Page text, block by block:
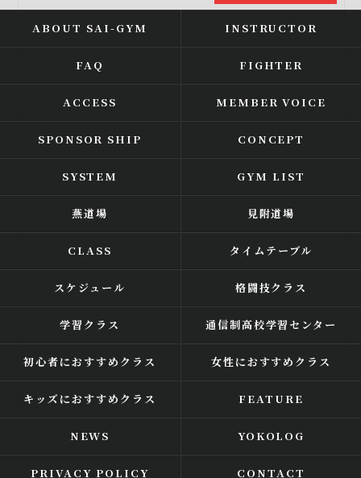
ABOUT SAI-GYM INSTRUCTOR
FAQ FIGHTER
ACCESS MEMBER VOICE
SPONSOR SHIP CONCEPT
SYSTEM GYM LIST
燕道場 見附道場
CLASS タイムテーブル
スケジュール 格闘技クラス
学習クラス 通信制高校学習センター
初心者におすすめクラス 女性におすすめクラス
キッズにおすすめクラス FEATURE
NEWS YOKOLOG
PRIVACY POLICY CONTACT